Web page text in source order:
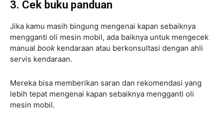
3. Cek buku panduan
Jika kamu masih bingung mengenai kapan sebaiknya
mengganti oli mesin mobil, ada baiknya untuk mengecek
manual book kendaraan atau berkonsultasi dengan ahli
servis kendaraan.
Mereka bisa memberikan saran dan rekomendasi yang
lebih tepat mengenai kapan sebaiknya mengganti oli
mesin mobil.